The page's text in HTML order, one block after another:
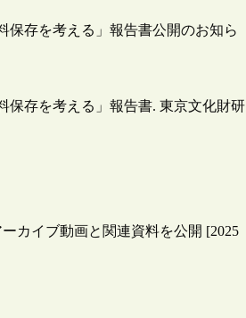
保存を考える」報告書公開のお知ら
保存を考える」報告書. 東京文化財研
カイブ動画と関連資料を公開 [2025